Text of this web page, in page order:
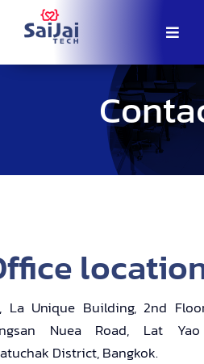
TH
La Unique Building, 2nd
Nuea Road, Lat
District, Bangkok.